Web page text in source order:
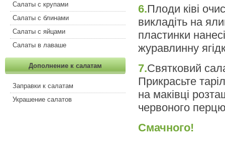
Салаты с крупами
Салаты с блинами
Салаты с яйцами
Салаты в лаваше
Дополнение к салатам
Заправки к салатам
Украшение салатов
6.Плоди ківі
викладіть на
пластинки
журавлинну
7.Святковий
Прикрасьте
на маківці
червоного
Смачного!